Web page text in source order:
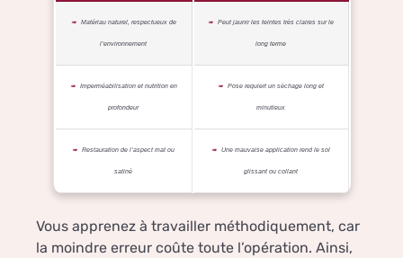
Matériau naturel, respectueux de
l’environnement
Peut jaunir les teintes très claires sur le
long terme
Imperméabilisation et nutrition en
profondeur
Pose requiert un séchage long et
minutieux
Restauration de l’aspect mat ou
satiné
Une mauvaise application rend le sol
glissant ou collant
Vous apprenez à travailler méthodiquement, car
la moindre erreur coûte toute l’opération. Ainsi,